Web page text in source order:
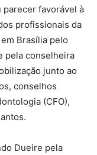
favorável à
profissionais da
Brasília pelo
pela conselheira
junto ao
conselhos
(CFO),
Dueire pela